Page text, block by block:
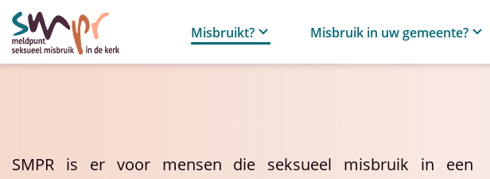
Misbruikt? Misbruik in uw gemeente?
SMPR is er voor mensen die seksueel misbruik in een